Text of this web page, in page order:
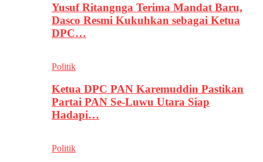
Yusuf Ritangnga Terima Mandat Baru,
Dasco Resmi Kukuhkan sebagai Ketua
DPC…
Politik
Ketua DPC PAN Karemuddin Pastikan
Partai PAN Se-Luwu Utara Siap
Hadapi…
Politik